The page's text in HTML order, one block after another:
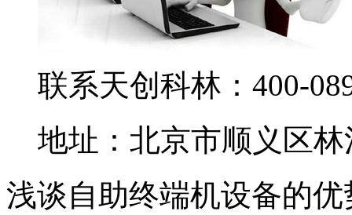
联系天创科林：400-
地址：北京市顺义区
浅谈自助终端机设备的优